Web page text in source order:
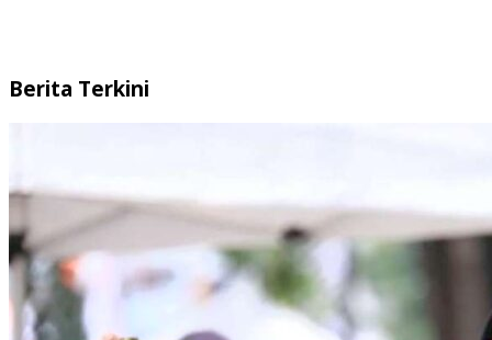
Berita Terkini